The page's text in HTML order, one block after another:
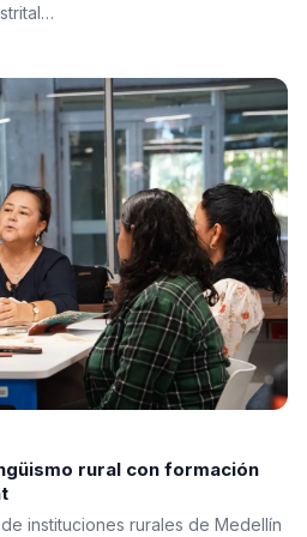
rural con formación
instituciones rurales de Medellín